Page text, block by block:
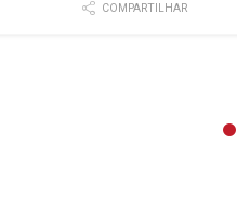
COMPARTILHAR